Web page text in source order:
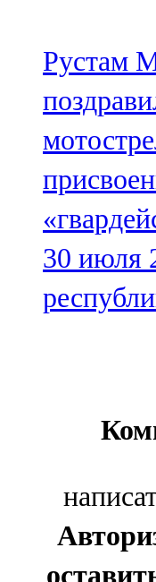
Рустам
30 июля